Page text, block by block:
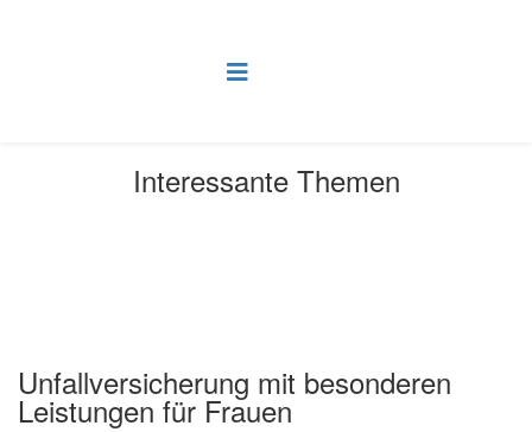
Interessante Themen
Unfallversicherung mit besonderen
Leistungen für Frauen